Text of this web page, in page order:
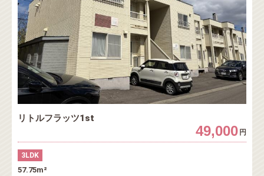
リトルフラッツ1st
49,000 円
3LDK
57.75m²